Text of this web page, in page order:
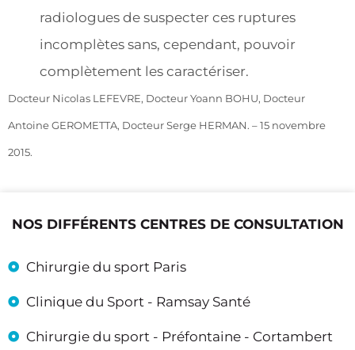
radiologues de suspecter ces ruptures
incomplètes sans, cependant, pouvoir
complètement les caractériser.
Docteur Nicolas LEFEVRE, Docteur Yoann BOHU, Docteur
Antoine GEROMETTA, Docteur Serge HERMAN. – 15 novembre
2015.
NOS DIFFÉRENTS CENTRES DE CONSULTATION
Chirurgie du sport Paris
Clinique du Sport - Ramsay Santé
Chirurgie du sport - Préfontaine - Cortambert